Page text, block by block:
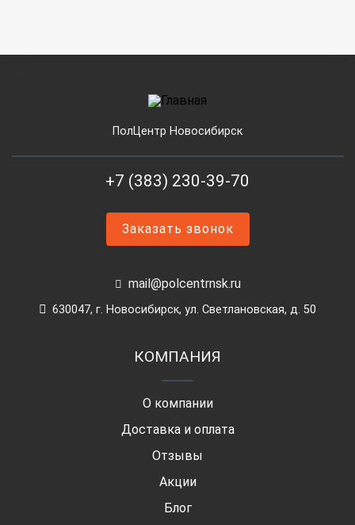
ПолЦентр Новосибирск
+7 (383) 230-39-70
Заказать звонок
mail@polcentrnsk.ru
630047, г. Новосибирск, ул. Светлановская, д. 50
КОМПАНИЯ
О компании
Доставка и оплата
Отзывы
Акции
Блог